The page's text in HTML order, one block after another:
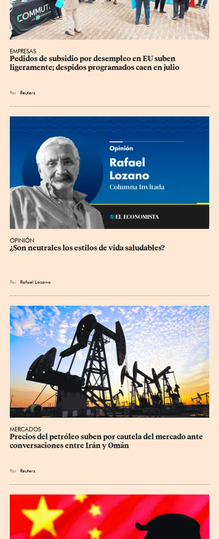
EMPRESAS
Pedidos de subsidio por desempleo en EU suben
ligeramente; despidos programados caen en julio
Por Reuters
OPINIÓN
¿Son neutrales los estilos de vida saludables?
Por Rafael Lozano
MERCADOS
Precios ⁠del petróleo suben por cautela del mercado ante
conversaciones entre Irán y Omán
Por Reuters